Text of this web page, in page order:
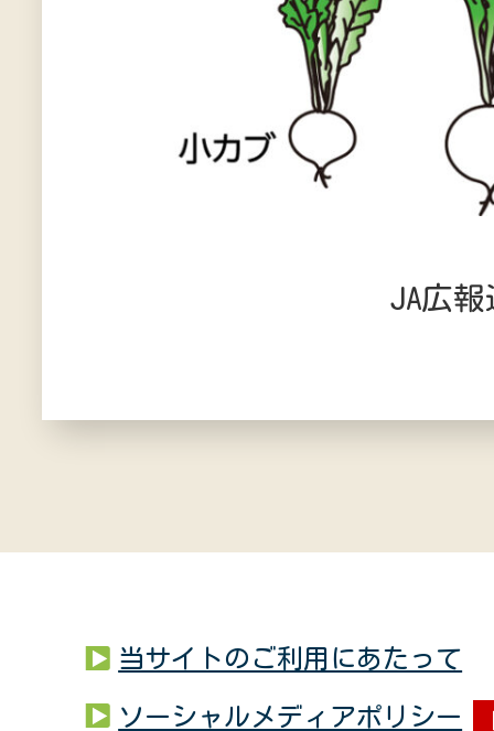
JA広報
当サイトのご利用にあたって
ソーシャルメディアポリシー